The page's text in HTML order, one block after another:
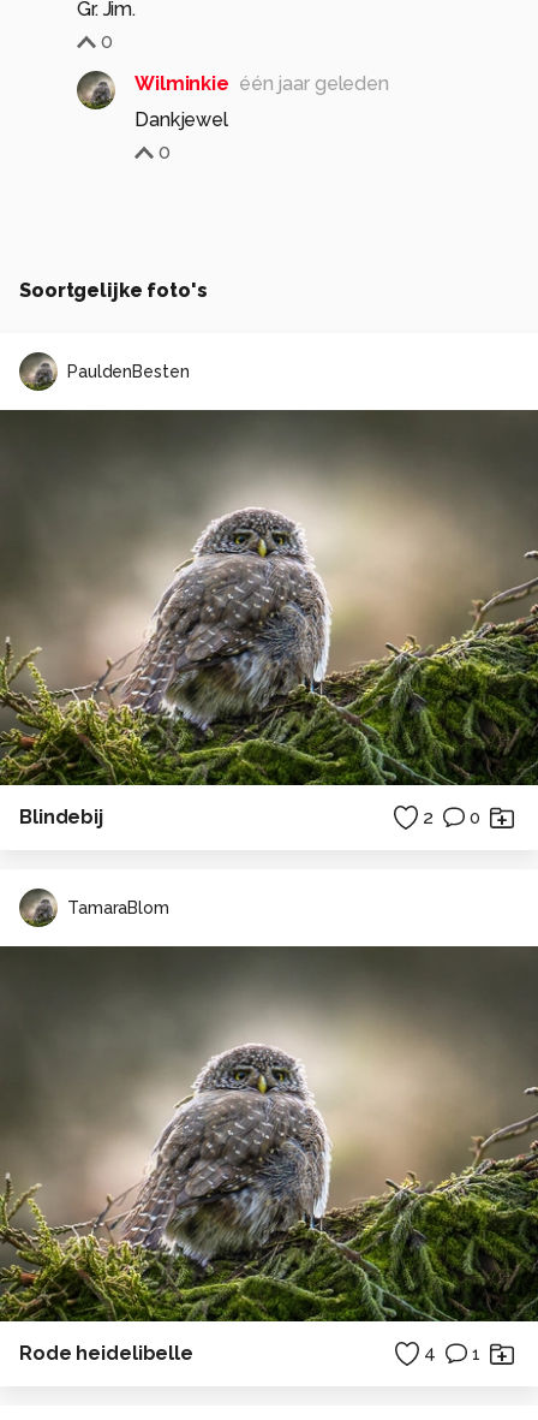
Gr. Jim.
0
Wilminkie één jaar geleden
Dankjewel
0
Soortgelijke foto's
PauldenBesten
Blindebij 2 0
TamaraBlom
Rode heidelibelle 4 1